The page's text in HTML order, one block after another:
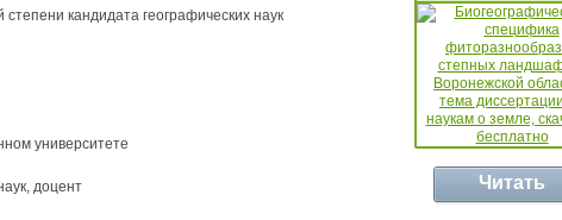
кандидата географических наук
университете
доцент Читать